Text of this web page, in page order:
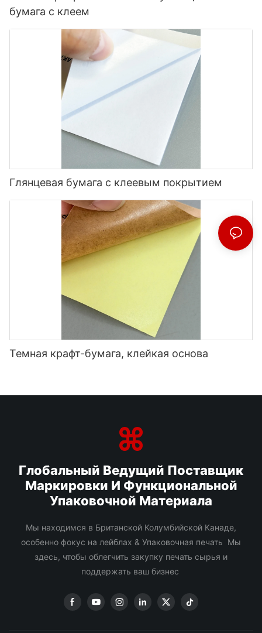
бумага с клеем
Глянцевая бумага с клеевым покрытием
Темная крафт-бумага, клейкая основа
Глобальный Ведущий Поставщик
Маркировки И Функциональной
Упаковочной Материала
Мы находимся в Британской Колумбийской Канаде,
особенно фокус на лейблах & Упаковочная печать Мы
здесь, чтобы облегчить закупку печать сырья и
поддержать ваш бизнес